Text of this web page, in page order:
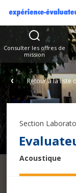
Retour à la liste
Section
Acoustique
Offres
Consulter les offres de
mission